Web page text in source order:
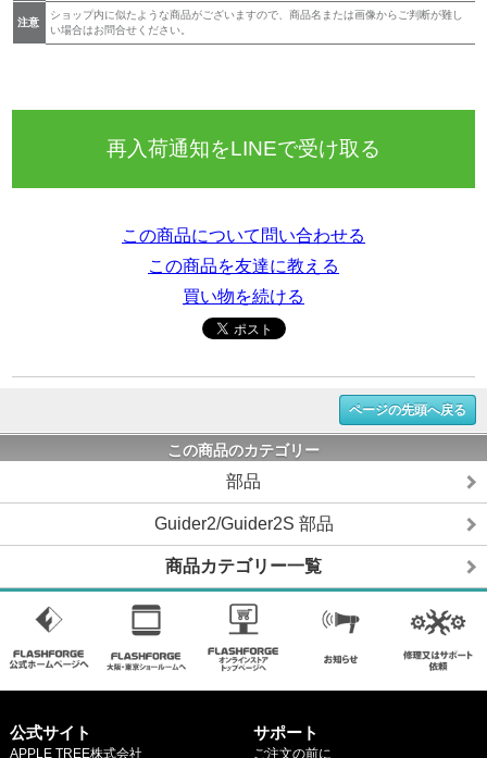
注意
ショップ内に似たような商品がございますので、商品名または画像からご判断が難し
い場合はお問合せください。
再入荷通知をLINEで受け取る
この商品について問い合わせる
この商品を友達に教える
買い物を続ける
ページの先頭へ戻る
この商品のカテゴリー
部品
Guider2/Guider2S 部品
商品カテゴリー一覧
公式サイト
APPLE TREE株式会社
サポート
ご注文の前に